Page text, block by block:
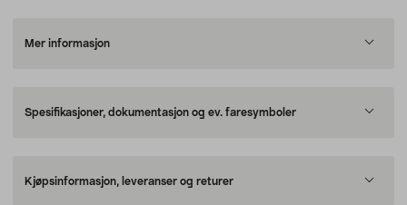
Mer informasjon
Spesifikasjoner, dokumentasjon og ev. faresymboler
Kjøpsinformasjon, leveranser og returer